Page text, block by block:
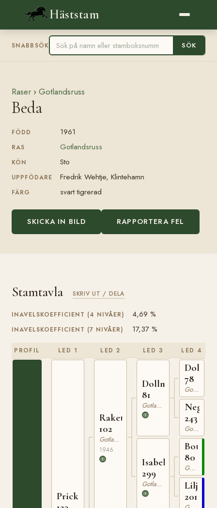
Häststam
SNABBSÖK SÖK
Raser › Gotlandsruss
Beda
FÖDD 1961
RAS Gotlandsruss
KÖN Sto
UPPFÖDARE Fredrik Wehtje, Klintehamn
FÄRG svart tigrerad
SKICKA IN BILD RAPPORTERA FEL
Stamtavla SKRIV UT / DELA
INAVELSKOEFFICIENT (4 NIVÅER) 4,69 %
INAVELSKOEFFICIENT (7 NIVÅER) 17,37 %
PROFIL LED 1
Prick
LED 2
Raketen
102
Gotlandsruss
1946
LED 3
Dollman
81
Gotlandsruss
Isabella
299
Gotlandsruss
LED 4
Dolle
78
Gotlandsruss
Nego
243
Gotlandsruss
Botajr
80
Gotlandsruss
Liljan
201